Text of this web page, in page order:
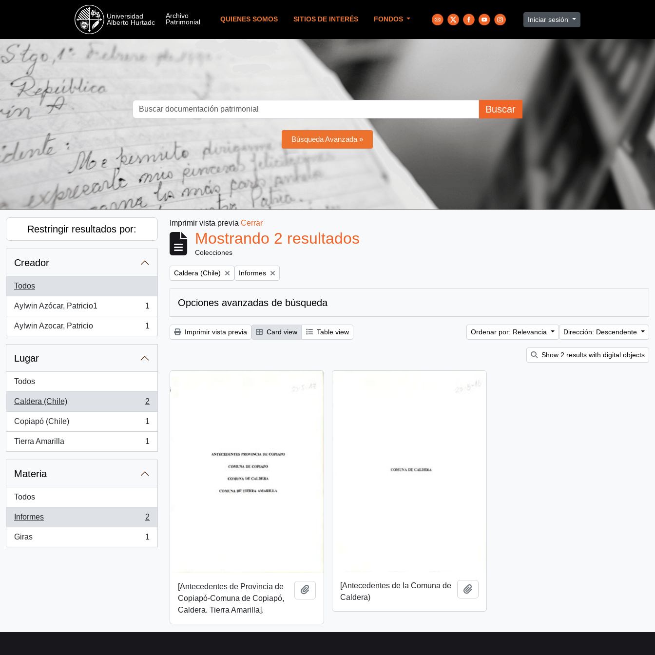
QUIENES SOMOS SITIOS DE INTERÉS FONDOS Iniciar sesión
Buscar
Búsqueda Avanzada »
Restringir resultados por:
Creador
Todos
Aylwin Azócar, Patricio1
, 1 resultados
1
Aylwin Azocar, Patricio
, 1 resultados
1
Lugar
Todos
Caldera (Chile)
, 2 resultados
2
Copiapó (Chile)
, 1 resultados
1
Tierra Amarilla
, 1 resultados
1
Materia
Todos
Informes
, 2 resultados
2
Giras
, 1 resultados
1
Imprimir vista previa Cerrar
Mostrando 2 resultados
Colecciones
Remove filter:
Caldera (Chile) Remove filter:
Informes
Opciones avanzadas de búsqueda
Imprimir vista previa Card view Table view Ordenar por: Relevancia Dirección: Descendente
Show 2 results with digital objects
[Antecedentes de Provincia de
Copiapó-Comuna de Copiapó,
Caldera. Tierra Amarilla].
Añadir al portapapeles
[Antecedentes de la Comuna de
Caldera)
Añadir al portapapeles